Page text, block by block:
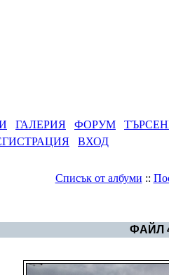
ГАЛЕРИЯ ФОРУМ
ВХОД
Списък от албуми ::
ФАЙЛ